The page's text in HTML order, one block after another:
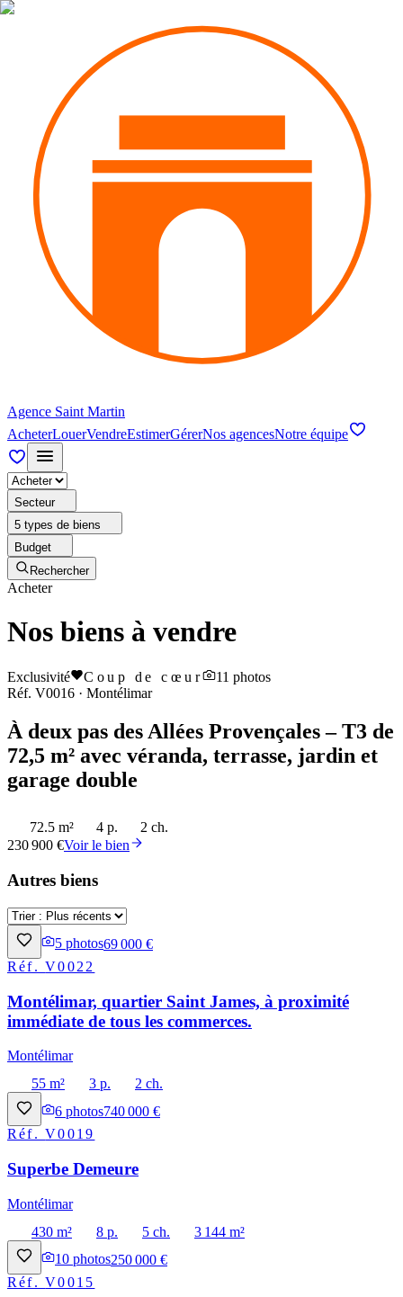
Agence Saint Martin
AcheterLouerVendreEstimerGérerNos agencesNotre équipe
Secteur
5 types de biens
Budget
Rechercher
Acheter
Nos biens à vendre
Exclusivité Coup de cœur 11 photos
Réf. V0016 · Montélimar
À deux pas des Allées Provençales – T3 de
72,5 m² avec véranda, terrasse, jardin et
garage double
72.5 m² 4 p.
2 ch.
230 900 €Voir le bien
Autres biens
5 photos69 000 €
Réf.V0022
Montélimar, quartier Saint James, à proximité
immédiate de tous les commerces.
Montélimar
55 m²
3 p.
2 ch.
6 photos740 000 €
Réf.V0019
Superbe Demeure
Montélimar
430 m²
8 p. 5 ch.
3 144 m²
10 photos250 000 €
Réf.V0015